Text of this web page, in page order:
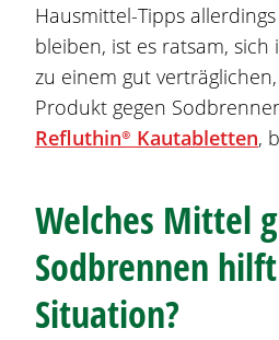
Hausmittel-Tipps
bleiben, ist es ratsam,
zu einem gut
Produkt gegen
Refluthin® Kautabletten,
Welches Mittel
Sodbrennen
Situation?